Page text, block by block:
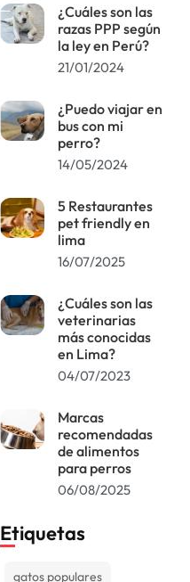
¿Cuáles son las
razas PPP según
la ley en Perú?
21/01/2024
¿Puedo viajar en
bus con mi
perro?
14/05/2024
5 Restaurantes
pet friendly en
lima
16/07/2025
¿Cuáles son las
veterinarias
más conocidas
en Lima?
04/07/2023
Marcas
recomendadas
de alimentos
para perros
06/08/2025
Etiquetas
gatos populares